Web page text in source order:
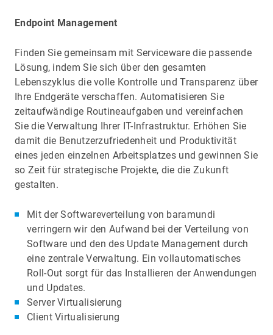
Endpoint Management
Finden Sie gemeinsam mit Serviceware die passende
Lösung, indem Sie sich über den gesamten
Lebenszyklus die volle Kontrolle und Transparenz über
Ihre Endgeräte verschaffen. Automatisieren Sie
zeitaufwändige Routineaufgaben und vereinfachen
Sie die Verwaltung Ihrer IT-Infrastruktur. Erhöhen Sie
damit die Benutzerzufriedenheit und Produktivität
eines jeden einzelnen Arbeitsplatzes und gewinnen Sie
so Zeit für strategische Projekte, die die Zukunft
gestalten.
Mit der Softwareverteilung von baramundi
verringern wir den Aufwand bei der Verteilung von
Software und den des Update Management durch
eine zentrale Verwaltung. Ein vollautomatisches
Roll-Out sorgt für das Installieren der Anwendungen
und Updates.
Server Virtualisierung
Client Virtualisierung